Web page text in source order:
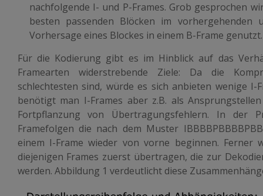
nachfolgende I- und P-Frames. Grob gesprochen
besten passenden Blöcken im vorhergehenden
Vorhersage eines Blockes in einem B-Frame genutzt.
Für die Kodierung gibt es im Hinblick auf das
Framearten widerstrebende Ziele: Da die
schlechtesten sind, würde es sich anbieten wenige I-
benötigt man I-Frames aber z.B. als
Fortpflanzung von Übertragungsfehlern. In der
Framefolgen die nach dem Muster
einem I-Frame wieder von vorne beginnen. Ferner
diejenigen Frames zuerst übertragen, die zur
werden. Abbildung 1 verdeutlicht diese